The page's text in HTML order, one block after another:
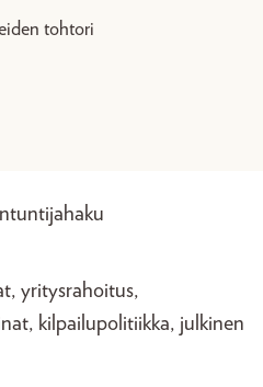
tohtori
yritysrahoitus,
kilpailupolitiikka, julkinen